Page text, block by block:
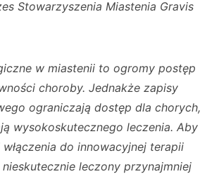
Stowarzyszenia Miastenia Gravis
w miastenii to ogromy postęp
choroby. Jednakże zapisy
ograniczają dostęp dla chorych,
wysokoskutecznego leczenia. Aby
włączenia do innowacyjnej terapii
leczony przynajmniej